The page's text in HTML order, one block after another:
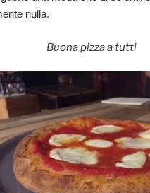
nulla.
Buona pizza a tutti